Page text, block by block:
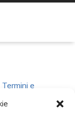
Termini e